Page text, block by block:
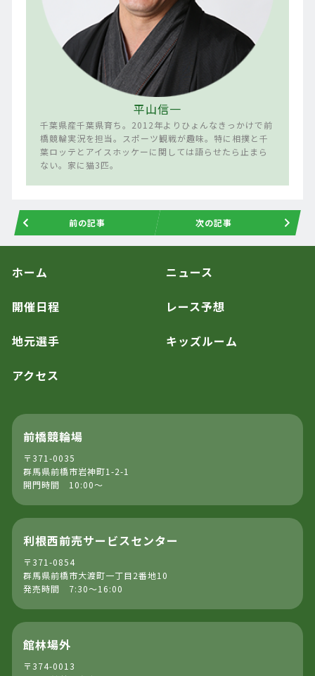
平山信一
千葉県産千葉県育ち。2012年よりひょんなきっかけで前
橋競輪実況を担当。スポーツ観戦が趣味。特に相撲と千
葉ロッテとアイスホッケーに関しては語らせたら止まら
ない。家に猫3匹。
前の記事 次の記事
ホーム ニュース
開催日程 レース予想
地元選手 キッズルーム
アクセス
前橋競輪場
〒371-0035
群馬県前橋市岩神町1-2-1
開門時間 10:00～
利根西前売サービスセンター
〒371-0854
群馬県前橋市大渡町一丁目2番地10
発売時間 7:30～16:00
館林場外
〒374-0013